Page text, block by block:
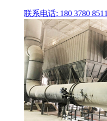
联系电话: 180 3780 8511